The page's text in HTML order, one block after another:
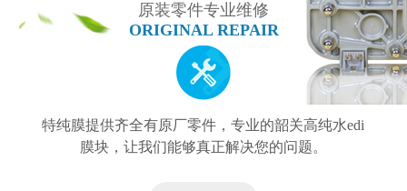
原装零件专业维修
ORIGINAL REPAIR
特纯膜提供齐全有原厂零件，专业的韶关高纯水edi
膜块，让我们能够真正解决您的问题。